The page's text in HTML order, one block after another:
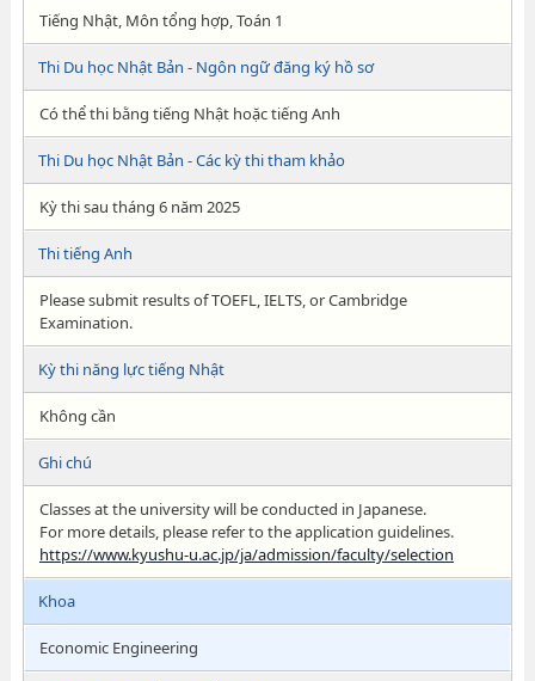
Tiếng Nhật, Môn tổng hợp, Toán 1
Thi Du học Nhật Bản - Ngôn ngữ đăng ký hồ sơ
Có thể thi bằng tiếng Nhật hoặc tiếng Anh
Thi Du học Nhật Bản - Các kỳ thi tham khảo
Kỳ thi sau tháng 6 năm 2025
Thi tiếng Anh
Please submit results of TOEFL, IELTS, or Cambridge
Examination.
Kỳ thi năng lực tiếng Nhật
Không cần
Ghi chú
Classes at the university will be conducted in Japanese.
For more details, please refer to the application guidelines.
https://www.kyushu-u.ac.jp/ja/admission/faculty/selection
Khoa
Economic Engineering